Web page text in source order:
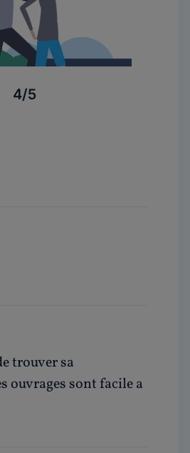
4/5
trouver sa
ouvrages sont facile a